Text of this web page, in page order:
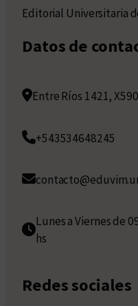
Editorial Universitaria
Datos de
Entre Ríos 1421,
+543534648245
Lunes a Viernes de
hs
Redes sociales